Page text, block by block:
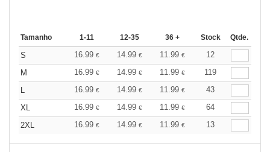
Tamanho 1-11 12-35 36 + Stock Qtde.
S 16.99 € 14.99 € 11.99 €
12
M
16.99 € 14.99 € 11.99 €
119
L
16.99 € 14.99 € 11.99 €
43
XL
16.99 € 14.99 € 11.99 €
64
2XL
16.99 € 14.99 € 11.99 € 13